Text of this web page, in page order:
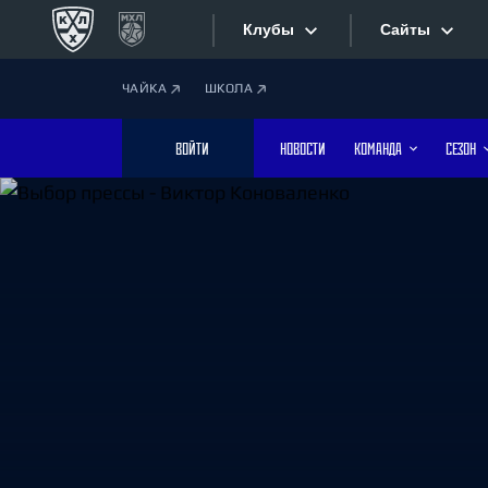
Клубы
Дивизион Боброва
Лада
Сайты
ЧАЙКА ШКОЛА
ВОЙТИ НОВОСТИ КОМАНДА СЕЗОН